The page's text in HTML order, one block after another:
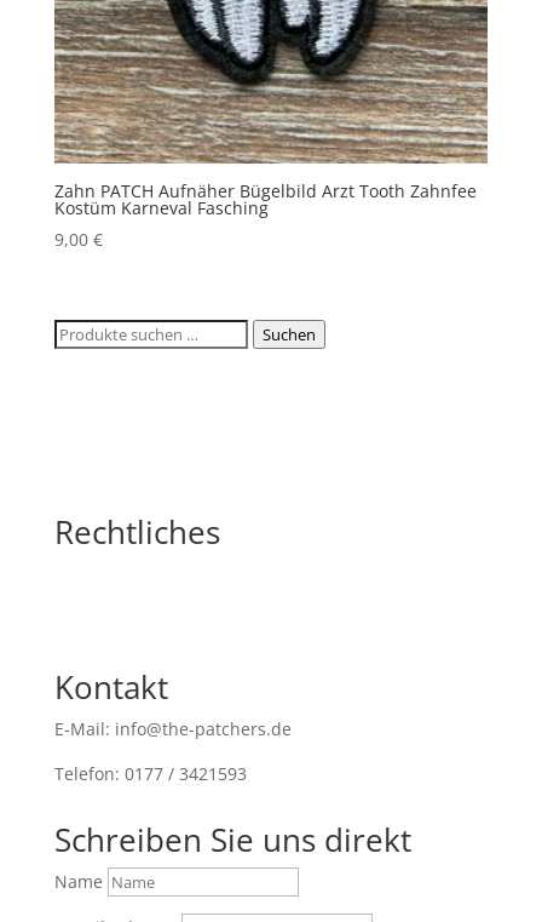
Zahn PATCH Aufnäher Bügelbild Arzt Tooth Zahnfee
Kostüm Karneval Fasching
9,00 €
Suchen
Suchen
Rechtliches
Kontakt
E-Mail: info@the-patchers.de
Telefon: 0177 / 3421593
Schreiben Sie uns direkt
Name